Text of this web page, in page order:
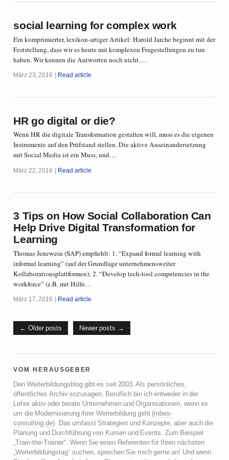
social learning for complex work
Ein komprimierter, lexikon-artiger Artikel: Harold Jarche beginnt mit der
Feststellung, dass wir es heute mit komplexen Fragestellungen zu tun
haben. Wir kennen die Antworten noch nicht.…
März 23, 2016 Read article
HR go digital or die?
Wenn HR die digitale Transformation gestalten will, muss es die eigenen
Instrumente auf den Prüfstand stellen. Die aktive Auseinandersetzung
mit Social Media ist ein Muss, und…
März 22, 2016 Read article
3 Tips on How Social Collaboration Can
Help Drive Digital Transformation for
Learning
Thomas Jenewein (SAP) empfiehlt: 1. “Expand formal learning with
informal learning” (auf der Grundlage unternehmensweiter
Kollaborationsplattformen); 2. “Develop tech-tool competencies in the
workforce” (z.B. mit Hilfe…
März 17, 2016 Read article
Older posts Newer posts
vom herausgeber
Den Weiterbildungsblog gibt es seit 2003. Als persönliches,
öffentliches Archiv sozusagen. Beruflich bin ich entweder in der
Lehre aktiv oder berate Unternehmen und Organisationen, wenn es
um die Modernisierung ihrer Weiterbildung geht (robes-
consulting.de). Das umfasst Strategien und Konzepte, aber auch die
Planung und Durchführung von Kursen und Events. Zum Beispiel
„Train-the-Trainer“. Wenn Sie einen Referenten für Ihren nächsten
„Weiterbildungstag“ suchen, sprechen Sie mich gerne an! Und wenn